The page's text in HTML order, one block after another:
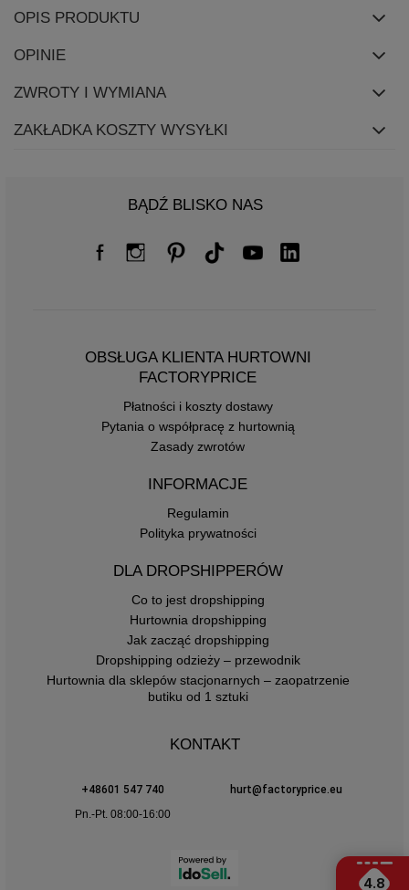
OPIS PRODUKTU
OPINIE
ZWROTY I WYMIANA
ZAKŁADKA KOSZTY WYSYŁKI
BĄDŹ BLISKO NAS
OBSŁUGA KLIENTA HURTOWNI
FACTORYPRICE
Płatności i koszty dostawy
Pytania o współpracę z hurtownią
Zasady zwrotów
INFORMACJE
Regulamin
Polityka prywatności
DLA DROPSHIPPERÓW
Co to jest dropshipping
Hurtownia dropshipping
Jak zacząć dropshipping
Dropshipping odzieży – przewodnik
Hurtownia dla sklepów stacjonarnych – zaopatrzenie
butiku od 1 sztuki
KONTAKT
+48601 547 740
hurt@factoryprice.eu
Pn.-Pt. 08:00-16:00
4.8